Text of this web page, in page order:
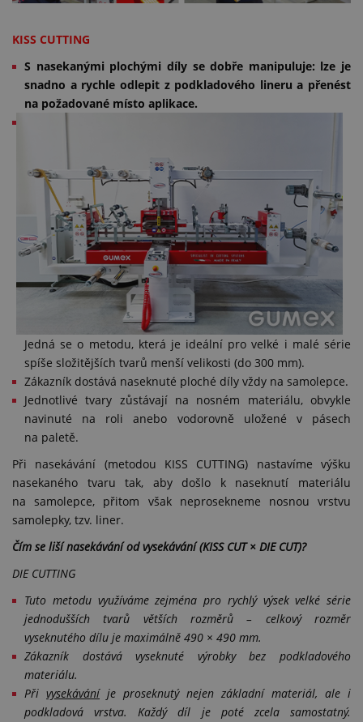
KISS CUTTING
S nasekanými plochými díly se dobře manipuluje: lze je
snadno a rychle odlepit z podkladového lineru a přenést
na požadované místo aplikace.
Jedná se o metodu, která je ideální pro velké i malé série
spíše složitějších tvarů menší velikosti (do 300 mm).
Zákazník dostává naseknuté ploché díly vždy na samolepce.
Jednotlivé tvary zůstávají na nosném materiálu, obvykle
navinuté na roli anebo vodorovně uložené v pásech
na paletě.
Při nasekávání (metodou KISS CUTTING) nastavíme výšku
nasekaného tvaru tak, aby došlo k naseknutí materiálu
na samolepce, přitom však neprosekneme nosnou vrstvu
samolepky, tzv. liner.
Čím se liší nasekávání od vysekávání (KISS CUT × DIE CUT)?
DIE CUTTING
Tuto metodu využíváme zejména pro rychlý výsek velké série
jednodušších tvarů větších rozměrů – celkový rozměr
vyseknutého dílu je maximálně 490 × 490 mm.
Zákazník dostává vyseknuté výrobky bez podkladového
materiálu.
Při vysekáváníje proseknutý nejen základní materiál, ale i
podkladová vrstva. Každý díl je poté zcela samostatný.